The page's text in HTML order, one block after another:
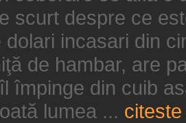
scurt despre ce
dolari incasari din
de hambar, are
împinge din cuib
lumea ...